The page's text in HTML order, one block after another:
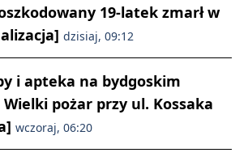
19-latek zmarł w
dzisiaj, 09:12
i apteka na bydgoskim
pożar przy ul. Kossaka
wczoraj, 06:20